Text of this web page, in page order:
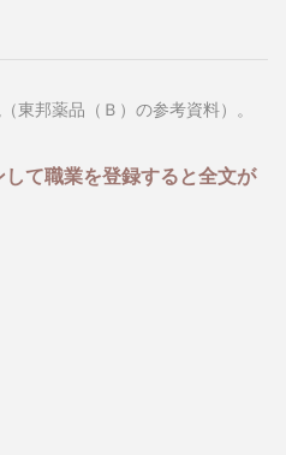
東邦薬品（Ｂ）の参考資料）。
て職業を登録すると全文が